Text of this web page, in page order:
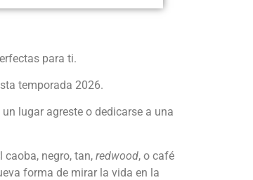
para ti.
temporada 2026.
lugar agreste o dedicarse a una
negro, tan, redwood, o café
forma de mirar la vida en la